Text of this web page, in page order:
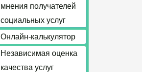
мнения получателей
социальных услуг
Онлайн-калькулятор
Независимая оценка
качества услуг